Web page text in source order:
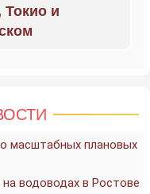
Токио и
масштабных плановых
водоводах в Ростове